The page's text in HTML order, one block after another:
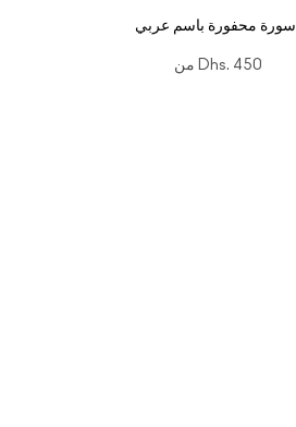
إسورة محفورة باسم عربي
من Dhs. 450